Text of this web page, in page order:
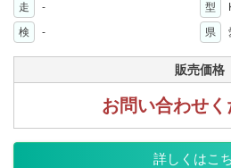
走 - 型
検
- 県
販売価格
お問い合わせく
詳しくはこ